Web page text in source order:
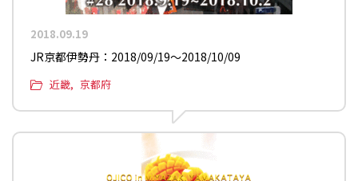
2018.09.19
JR京都伊勢丹：2018/09/19〜2018/10/09
近畿 京都府